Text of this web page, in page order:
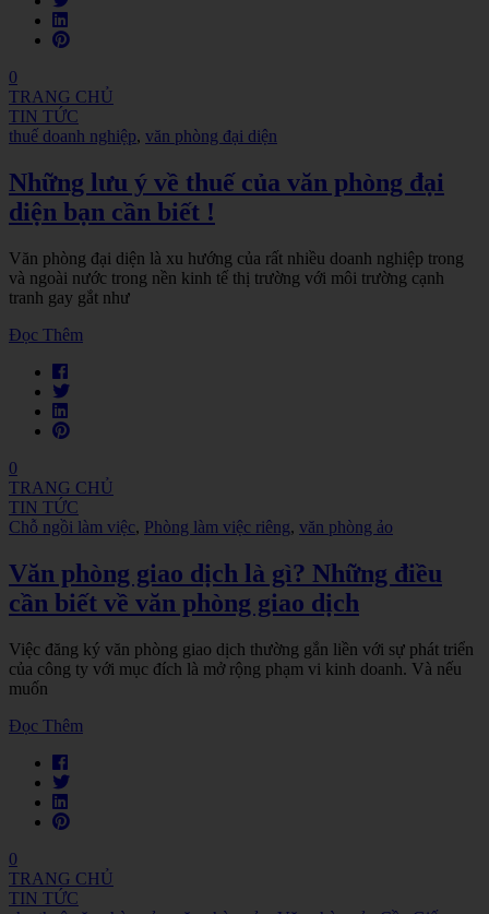
0
TRANG CHỦ
TIN TỨC
thuế doanh nghiệp, văn phòng đại diện
Những lưu ý về thuế của văn phòng đại
diện bạn cần biết !
Văn phòng đại diện là xu hướng của rất nhiều doanh nghiệp trong
và ngoài nước trong nền kinh tế thị trường với môi trường cạnh
tranh gay gắt như
Đọc Thêm
0
TRANG CHỦ
TIN TỨC
Chỗ ngồi làm việc, Phòng làm việc riêng, văn phòng ảo
Văn phòng giao dịch là gì? Những điều
cần biết về văn phòng giao dịch
Việc đăng ký văn phòng giao dịch thường gắn liền với sự phát triển
của công ty với mục đích là mở rộng phạm vi kinh doanh. Và nếu
muốn
Đọc Thêm
0
TRANG CHỦ
TIN TỨC